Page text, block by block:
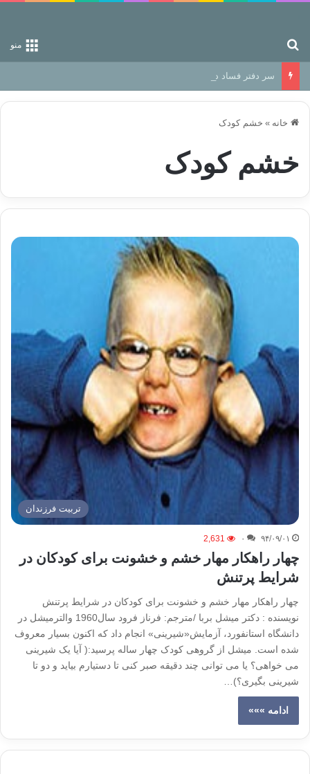
منو
سر دفتر فساد در زمین‌، دوری وکناره‌گیری از راه خداست‌!
خانه » خشم کودک
خشم کودک
تربیت فرزندان
۹۴/۰۹/۰۱ ۰ 2,631
چهار راهکار مهار خشم و خشونت برای کودکان در
شرایط پرتنش
چهار راهکار مهار خشم و خشونت برای کودکان در شرایط پرتنش
نویسنده : دکتر میشل بربا /مترجم: فرناز فرود سال1960 والترمیشل در
دانشگاه استانفورد، آزمایش«شیرینی» انجام داد که اکنون بسیار معروف
شده است. میشل از گروهی کودک چهار ساله پرسید:( آیا یک شیرینی
می خواهی؟ یا می توانی چند دقیقه صبر کنی تا دستیارم بیاید و دو تا
شیرینی بگیری؟)…
ادامه »»»